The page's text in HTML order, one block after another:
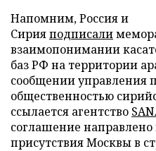
Напомним, Россия и
Сирияподписали
взаимопонимании
баз РФ на территории
сообщении управления
общественностью
ссылается агентство
соглашение
присутствия Москвы в